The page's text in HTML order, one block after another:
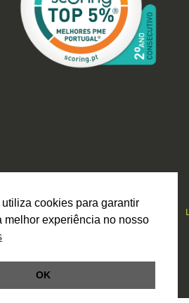
utiliza cookies para garantir
melhor experiência no nosso
OK